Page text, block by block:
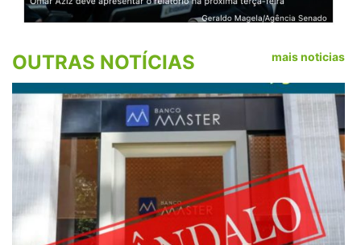
OUTRAS NOTÍCIAS mais noticias